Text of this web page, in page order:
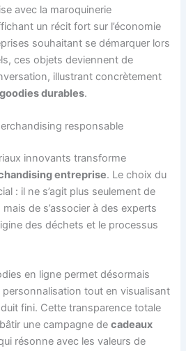
avec la maroquinerie
un récit fort sur l’économie
souhaitant se démarquer lors
ces objets deviennent de
illustrant concrètement
goodies durables.
responsable
innovants transforme
entreprise. Le choix du
: il ne s’agit plus seulement de
de s’associer à des experts
des déchets et le processus
en ligne permet désormais
personnalisation tout en visualisant
fini. Cette transparence totale
une campagne decadeaux
résonne avec les valeurs de